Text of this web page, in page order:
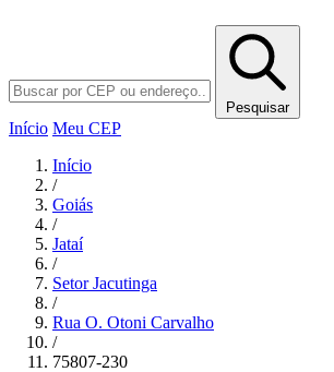
Pesquisar
Início Meu CEP
Início
/
Goiás
/
Jataí
/
Setor Jacutinga
/
Rua O. Otoni Carvalho
/
75807-230